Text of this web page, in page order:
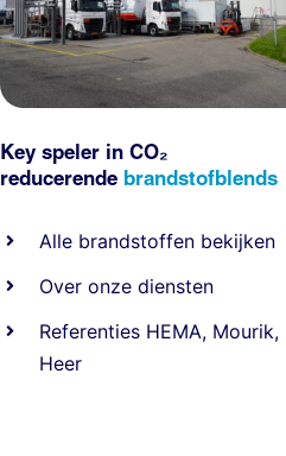
Key speler in CO₂
reducerende brandstofblends
Alle brandstoffen bekijken
Over onze diensten
Referenties HEMA, Mourik,
Heer